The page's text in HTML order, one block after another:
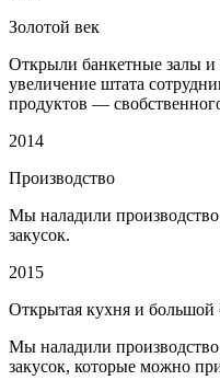
Золотой век
Открыли банкетные залы и
увеличение штата
продуктов —
2014
Производство
Мы наладили
закусок.
2015
Открытая кухня и большой
Мы наладили
закусок, которые можно